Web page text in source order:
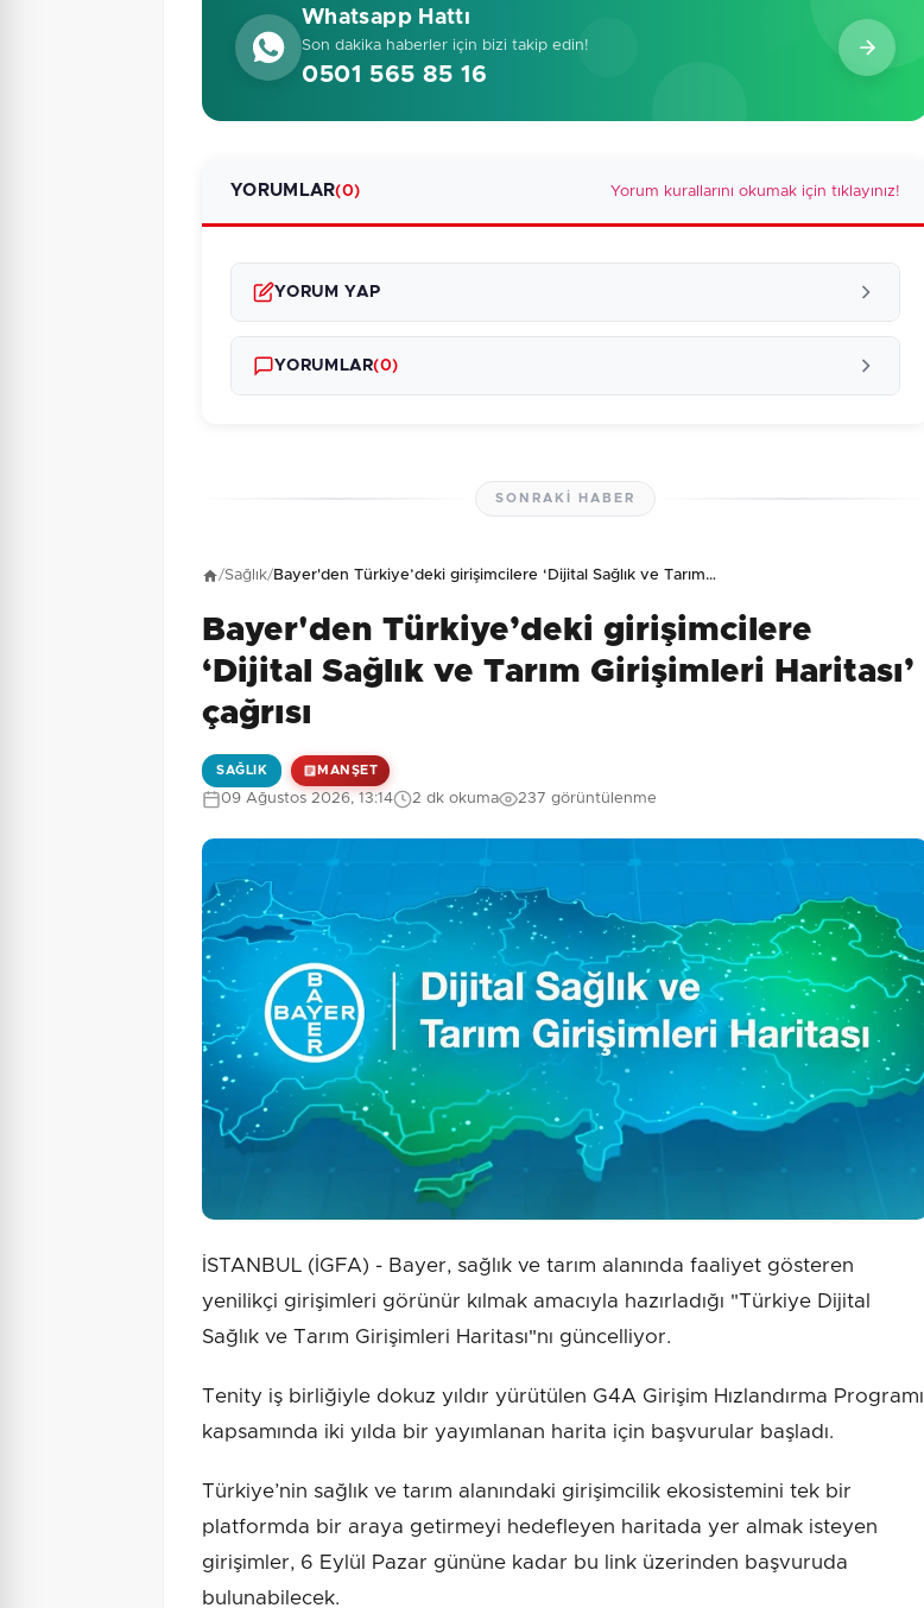
Whatsapp Hattı
Son dakika haberler için bizi takip edin!
0501 565 85 16
YORUMLAR(0) Yorum kurallarını okumak için tıklayınız!
YORUM YAP
Güvenlik Sorusu: 1 + 2 = ? Gönder
YORUMLAR(0)
SONRAKI HABER
/Sağlık/Bayer'den Türkiye’deki girişimcilere ‘Dijital Sağlık ve Tarım…
Bayer'den Türkiye’deki girişimcilere
‘Dijital Sağlık ve Tarım Girişimleri Haritası’
çağrısı
SAĞLIK MANŞET
09 Ağustos 2026, 13:14 2 dk okuma 237 görüntülenme
İSTANBUL (İGFA) - Bayer, sağlık ve tarım alanında faaliyet gösteren
yenilikçi girişimleri görünür kılmak amacıyla hazırladığı "Türkiye Dijital
Sağlık ve Tarım Girişimleri Haritası"nı güncelliyor.
Tenity iş birliğiyle dokuz yıldır yürütülen G4A Girişim Hızlandırma Programı
kapsamında iki yılda bir yayımlanan harita için başvurular başladı.
Türkiye’nin sağlık ve tarım alanındaki girişimcilik ekosistemini tek bir
platformda bir araya getirmeyi hedefleyen haritada yer almak isteyen
girişimler, 6 Eylül Pazar gününe kadar bu link üzerinden başvuruda
bulunabilecek.